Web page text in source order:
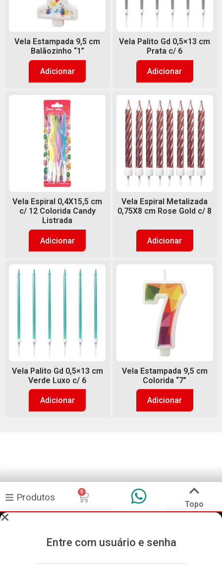
Vela Estampada 9,5 cm
Balãozinho “1”
Adicionar
Vela Palito Gd 0,5×13 cm
Prata c/ 6
Adicionar
Vela Espiral 0,4X15,5 cm
c/ 12 Colorida Candy
Listrada
Adicionar
Vela Espiral Metalizada
0,75X8 cm Rose Gold c/ 8
Adicionar
Vela Palito Gd 0,5×13 cm
Verde Luxo c/ 6
Adicionar
Vela Estampada 9,5 cm
Colorida “7”
Adicionar
Produtos 0
Topo
Entre com usuário e senha